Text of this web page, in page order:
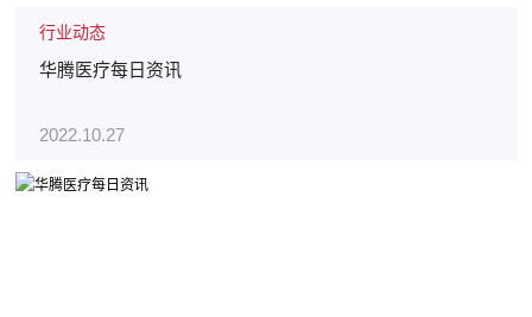
行业动态
华腾医疗每日资讯
2022.10.27